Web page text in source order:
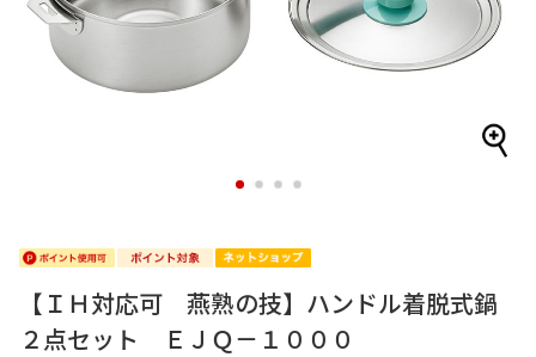
1 2 3 4
【ＩＨ対応可 燕熟の技】ハンドル着脱式鍋
２点セット ＥＪＱ－１０００